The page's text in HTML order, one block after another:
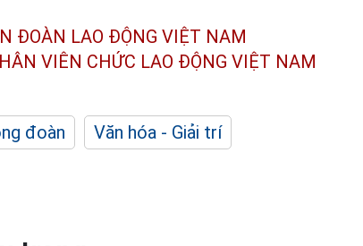
ĐOÀN LAO ĐỘNG VIỆT NAM
VIÊN CHỨC LAO ĐỘNG VIỆT NAM
đoàn
Văn hóa - Giải trí